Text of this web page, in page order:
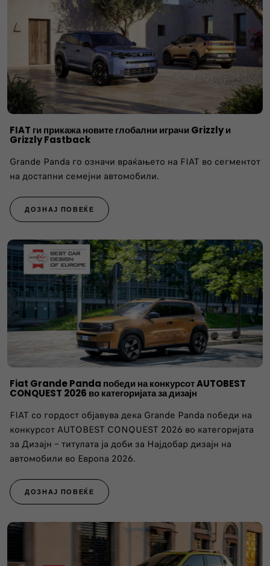
FIAT ги прикажа новите глобални играчи Grizzly и
Grizzly Fastback
Grande Panda го означи враќањето на FIAT во сегментот
на достапни семејни автомобили.
ДОЗНАЈ ПОВЕЌЕ
Fiat Grande Panda победи на конкурсот AUTOBEST
CONQUEST 2026 во категоријата за дизајн
FIAT со гордост објавува дека Grande Panda победи на
конкурсот AUTOBEST CONQUEST 2026 во категоријата
за Дизајн – титулата ја доби за Најдобар дизајн на
автомобили во Европа 2026.
ДОЗНАЈ ПОВЕЌЕ